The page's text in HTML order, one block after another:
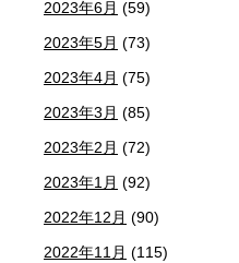
2023年6月 (59)
2023年5月 (73)
2023年4月 (75)
2023年3月 (85)
2023年2月 (72)
2023年1月 (92)
2022年12月 (90)
2022年11月 (115)